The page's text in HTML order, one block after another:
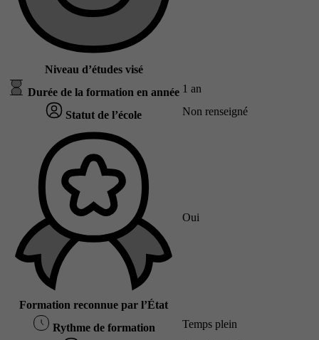
Niveau d’études visé
Durée de la formation en année 1 an
Statut de l’école Non renseigné
Formation reconnue par l’État
Oui
Rythme de formation Temps plein